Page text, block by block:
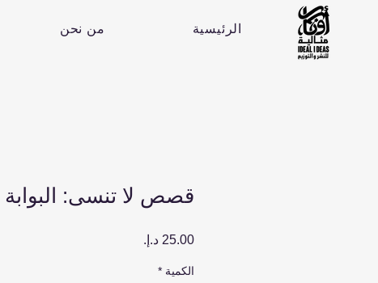
من نحن الرئيسية
قصص لا تنسى: البوابة
الكمية *